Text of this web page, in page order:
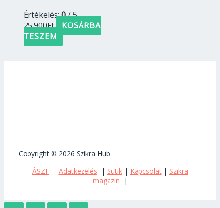
Értékelés:0/ 5
25.900Ft
KOSÁRBA
TESZEM
Copyright © 2026 Szikra Hub
ÁSZF| Adatkezelés | Sütik| Kapcsolat| Szikra
magazin |